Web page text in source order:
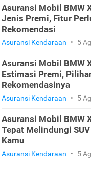
Asuransi Mobil BMW
Jenis Premi, Fitur
Rekomendasi
Asuransi Kendaraan • 5
Asuransi Mobil BMW
Estimasi Premi,
Rekomendasinya
Asuransi Kendaraan • 5
Asuransi Mobil BMW
Tepat Melindungi
Kamu
Asuransi Kendaraan • 5